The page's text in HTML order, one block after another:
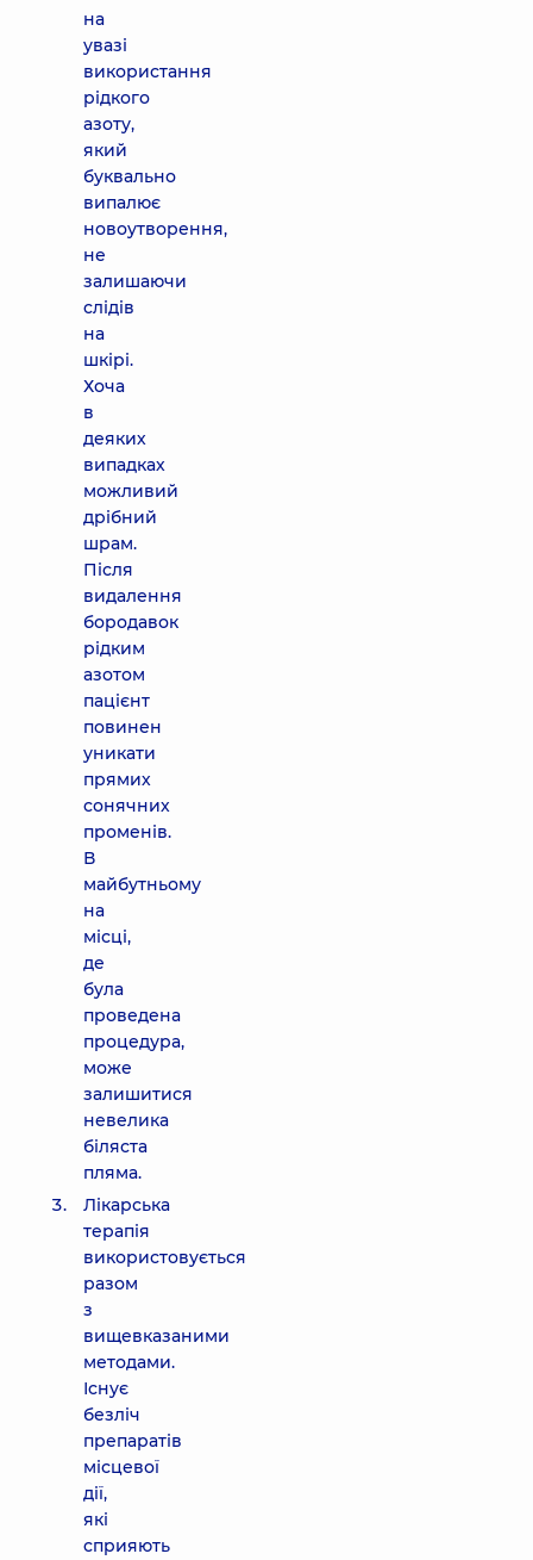
на
увазі
використання
рідкого
азоту,
який
буквально
випалює
новоутворення,
не
залишаючи
слідів
на
шкірі.
Хоча
в
деяких
випадках
можливий
дрібний
шрам.
Після
видалення
бородавок
рідким
азотом
пацієнт
повинен
уникати
прямих
сонячних
променів.
В
майбутньому
на
місці,
де
була
проведена
процедура,
може
залишитися
невелика
біляста
пляма.
Лікарська
терапія
використовується
разом
з
вищевказаними
методами.
Існує
безліч
препаратів
місцевої
дії,
які
сприяють